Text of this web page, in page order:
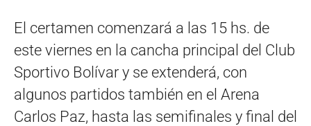
El certamen comenzará a las 15 hs. de
este viernes en la cancha principal del Club
Sportivo Bolívar y se extenderá, con
algunos partidos también en el Arena
Carlos Paz, hasta las semifinales y final del